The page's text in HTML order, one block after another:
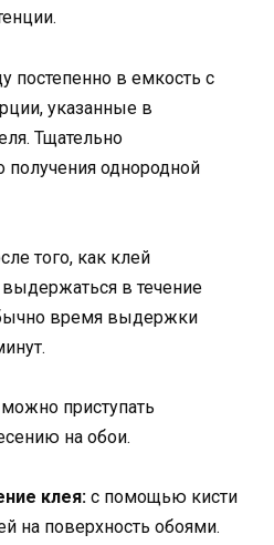
постепенно в емкость с
указанные в
Тщательно
однородной
того, как клей
в течение
время выдержки
приступать
на обои.
клея: с помощью кисти
на поверхность обоями.